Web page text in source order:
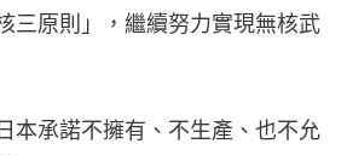
三原則」，繼續努力實現無核武
本承諾不擁有、不生產、也不允